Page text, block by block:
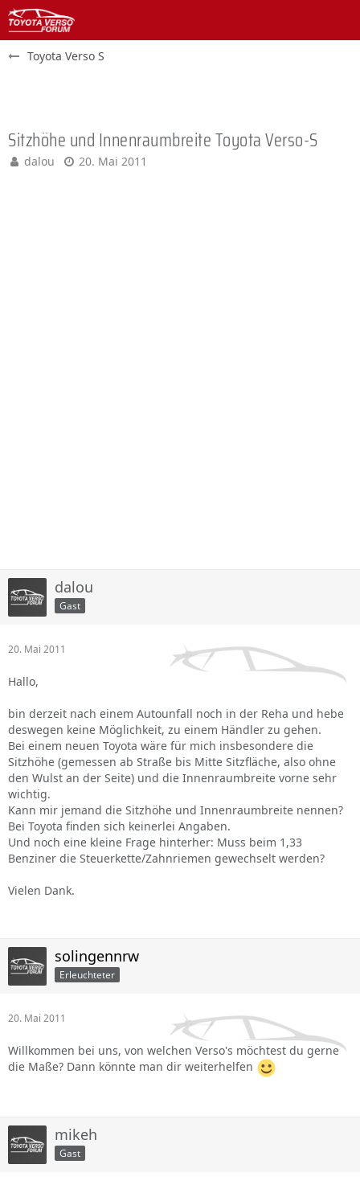
Toyota Verso S
Sitzhöhe und Innenraumbreite Toyota Verso-S
dalou 20. Mai 2011
dalou
Gast
20. Mai 2011
Hallo,
bin derzeit nach einem Autounfall noch in der Reha und hebe
deswegen keine Möglichkeit, zu einem Händler zu gehen.
Bei einem neuen Toyota wäre für mich insbesondere die
Sitzhöhe (gemessen ab Straße bis Mitte Sitzfläche, also ohne
den Wulst an der Seite) und die Innenraumbreite vorne sehr
wichtig.
Kann mir jemand die Sitzhöhe und Innenraumbreite nennen?
Bei Toyota finden sich keinerlei Angaben.
Und noch eine kleine Frage hinterher: Muss beim 1,33
Benziner die Steuerkette/Zahnriemen gewechselt werden?
Vielen Dank.
solingennrw
Erleuchteter
20. Mai 2011
Willkommen bei uns, von welchen Verso's möchtest du gerne
die Maße? Dann könnte man dir weiterhelfen
mikeh
Gast